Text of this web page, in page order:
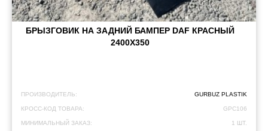
БРЫЗГОВИК НА ЗАДНИЙ БАМПЕР DAF КРАСНЫЙ
2400Х350
ПРОИЗВОДИТЕЛЬ: GURBUZ PLASTIK
КРОСС-КОД ТОВАРА: GPC106
МИНИМАЛЬНЫЙ ЗАКАЗ: 1 ШТ.